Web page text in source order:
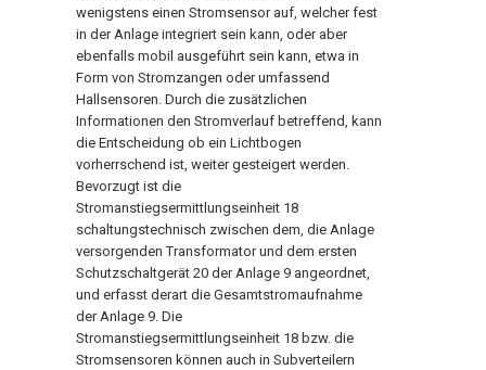
wenigstens einen Stromsensor auf, welcher fest
in der Anlage integriert sein kann, oder aber
ebenfalls mobil ausgeführt sein kann, etwa in
Form von Stromzangen oder umfassend
Hallsensoren. Durch die zusätzlichen
Informationen den Stromverlauf betreffend, kann
die Entscheidung ob ein Lichtbogen
vorherrschend ist, weiter gesteigert werden.
Bevorzugt ist die
Stromanstiegsermittlungseinheit 18
schaltungstechnisch zwischen dem, die Anlage
versorgenden Transformator und dem ersten
Schutzschaltgerät 20 der Anlage 9 angeordnet,
und erfasst derart die Gesamtstromaufnahme
der Anlage 9. Die
Stromanstiegsermittlungseinheit 18 bzw. die
Stromsensoren können auch in Subverteilern